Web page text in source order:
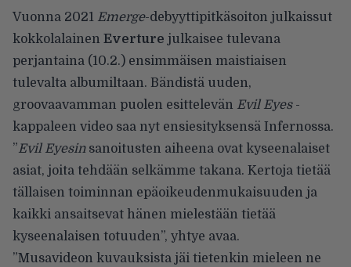
Vuonna 2021 Emerge-debyyttipitkäsoiton julkaissut
kokkolalainen Everture julkaisee tulevana
perjantaina (10.2.) ensimmäisen maistiaisen
tulevalta albumiltaan. Bändistä uuden,
groovaavamman puolen esittelevän Evil Eyes-
kappaleen video saa nyt ensiesityksensä Infernossa.
”Evil Eyesinsanoitusten aiheena ovat kyseenalaiset
asiat, joita tehdään selkämme takana. Kertoja tietää
tällaisen toiminnan epäoikeudenmukaisuuden ja
kaikki ansaitsevat hänen mielestään tietää
kyseenalaisen totuuden”, yhtye avaa.
”Musavideon kuvauksista jäi tietenkin mieleen ne